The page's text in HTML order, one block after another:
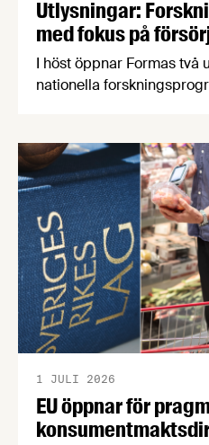
Utlysningar:
med fokus på
I höst öppnar Formas två
nationella
en motståndskraftig
båda syftar till att bana
stärker Sveriges
EU öppnar för
1 JULI 2026